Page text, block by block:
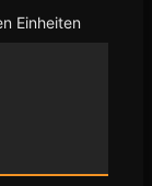
Einheiten